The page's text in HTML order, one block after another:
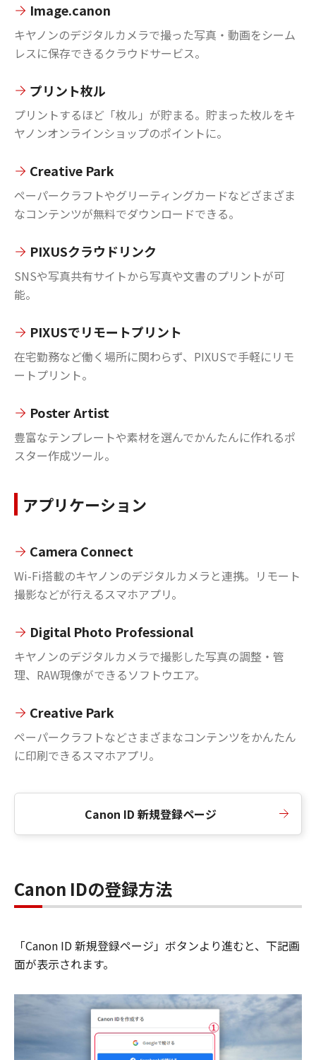
Image.canon
キヤノンのデジタルカメラで撮った写真・動画をシーム
レスに保存できるクラウドサービス。
プリント枚ル
プリントするほど「枚ル」が貯まる。貯まった枚ルをキ
ヤノンオンラインショップのポイントに。
Creative Park
ペーパークラフトやグリーティングカードなどざまざま
なコンテンツが無料でダウンロードできる。
PIXUSクラウドリンク
SNSや写真共有サイトから写真や文書のプリントが可
能。
PIXUSでリモートプリント
在宅勤務など働く場所に関わらず、PIXUSで手軽にリモ
ートプリント。
Poster Artist
豊富なテンプレートや素材を選んでかんたんに作れるポ
スター作成ツール。
アプリケーション
Camera Connect
Wi-Fi搭載のキヤノンのデジタルカメラと連携。リモート
撮影などが行えるスマホアプリ。
Digital Photo Professional
キヤノンのデジタルカメラで撮影した写真の調整・管
理、RAW現像ができるソフトウエア。
Creative Park
ペーパークラフトなどさまざまなコンテンツをかんたん
に印刷できるスマホアプリ。
Canon ID 新規登録ページ
Canon IDの登録方法
「Canon ID 新規登録ページ」ボタンより進むと、下記画
面が表示されます。